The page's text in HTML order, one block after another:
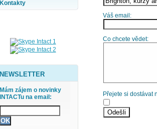
Kontakty
NEWSLETTER
Mám zájem o novinky
INTACTu na email:
Váš email:
Co chcete vědet:
Přejete si dostávat